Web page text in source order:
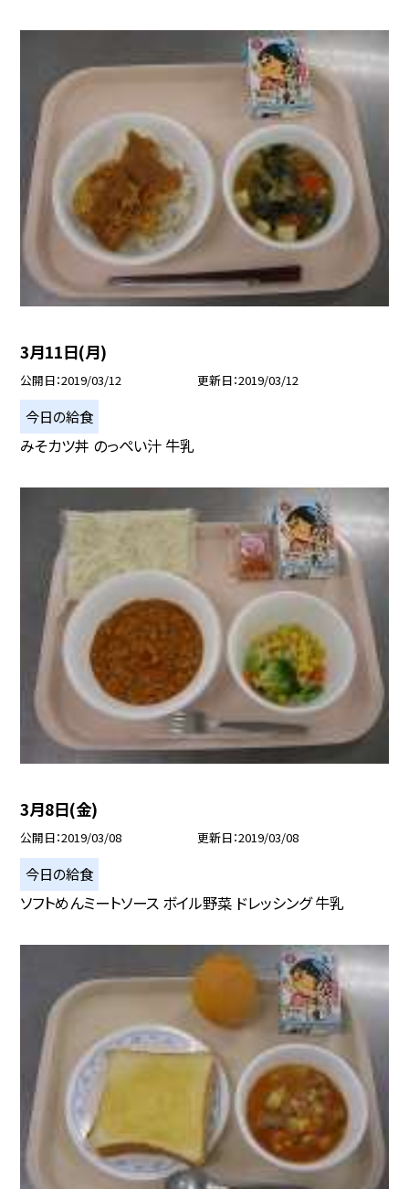
3月11日(月)
公開日 2019/03/12 更新日 2019/03/12
今日の給食
みそカツ丼 のっぺい汁 牛乳
3月8日(金)
公開日 2019/03/08 更新日 2019/03/08
今日の給食
ソフトめんミートソース ボイル野菜 ドレッシング 牛乳